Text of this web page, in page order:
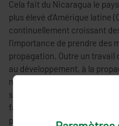
Cela fait du Nicaragua le
plus élevé d'Amérique latine (OMS,
continuellement croissant
l'importance de prendre des
propagation. Outre un travail
au développement, à la
maladies, des mesures de
s’avèrent également
faiblesse des infrastructures
publique, ces mesures ne